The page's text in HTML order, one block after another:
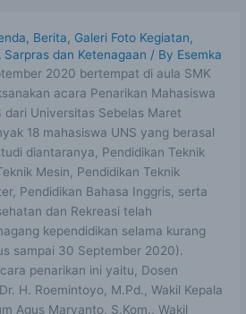
, Berita, Galeri Foto Kegiatan,
Sarpras dan Ketenagaan / By Esemka
2020 bertempat di aula SMK
acara Penarikan Mahasiswa
dari Universitas Sebelas Maret
18 mahasiswa UNS yang berasal
diantaranya, Pendidikan Teknik
Mesin, Pendidikan Teknik
Pendidikan Bahasa Inggris, serta
dan Rekreasi telah
kependidikan selama kurang
sampai 30 September 2020).
penarikan ini yaitu, Dosen
H. Roemintoyo, M.Pd., Wakil Kepala
Agus Maryanto, S.Kom., Wakil